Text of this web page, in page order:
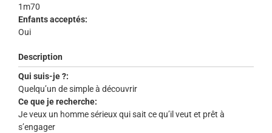
1m70
Enfants acceptés:
Oui
Description
Qui suis-je ?:
Quelqu’un de simple à découvrir
Ce que je recherche:
Je veux un homme sérieux qui sait ce qu’il veut et prêt à
s’engager